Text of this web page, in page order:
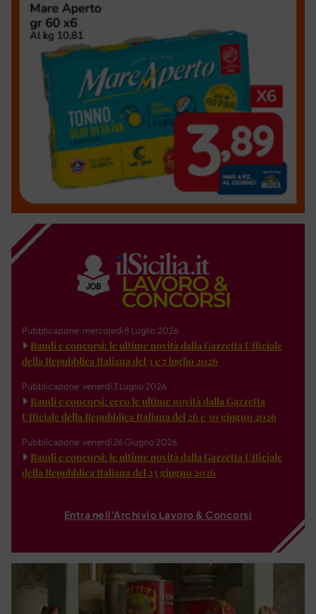
Pubblicazione: mercoledì 8 Luglio 2026
Bandi e concorsi: le ultime novità dalla Gazzetta Ufficiale
della Repubblica Italiana del 3 e 7 luglio 2026
Pubblicazione: venerdì 3 Luglio 2026
Bandi e concorsi: ecco le ultime novità dalla Gazzetta
Ufficiale della Repubblica Italiana del 26 e 30 giugno 2026
Pubblicazione: venerdì 26 Giugno 2026
Bandi e concorsi: le ultime novità dalla Gazzetta Ufficiale
della Repubblica Italiana del 23 giugno 2026
Entra nell'Archivio Lavoro & Concorsi